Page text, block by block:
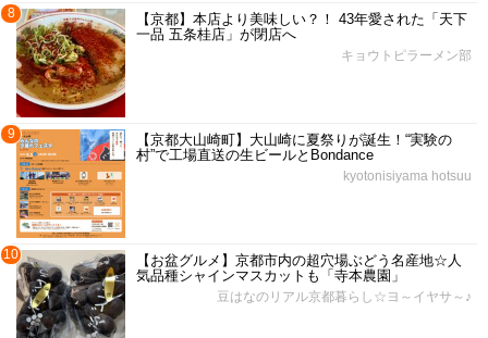
8
【京都】本店より美味しい？！ 43年愛された「天下
一品 五条桂店」が閉店へ
キョウトピラーメン部
9
【京都大山崎町】大山崎に夏祭りが誕生！“実験の
村”で工場直送の生ビールとBondance
kyotonisiyama hotsuu
10
【お盆グルメ】京都市内の超穴場ぶどう名産地☆人
気品種シャインマスカットも「寺本農園」
豆はなのリアル京都暮らし☆ヨ～イヤサ～♪